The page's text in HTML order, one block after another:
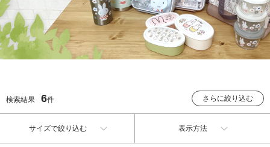
検索結果 6件 さらに絞り込む
サイズで絞り込む 表示方法